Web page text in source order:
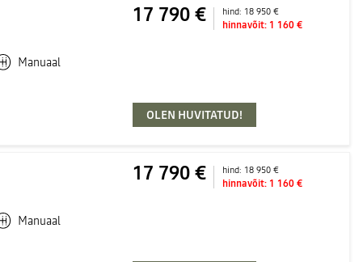
17 790 € hind: 18 950 €
hinnavõit: 1 160 €
Manuaal
OLEN HUVITATUD!
17 790 € hind: 18 950 €
hinnavõit: 1 160 €
Manuaal